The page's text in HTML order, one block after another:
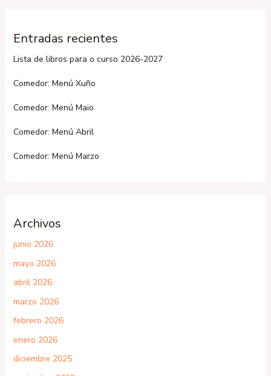
Entradas recientes
Lista de libros para o curso 2026-2027
Comedor: Menú Xuño
Comedor: Menú Maio
Comedor: Menú Abril
Comedor: Menú Marzo
Archivos
junio 2026
mayo 2026
abril 2026
marzo 2026
febrero 2026
enero 2026
diciembre 2025